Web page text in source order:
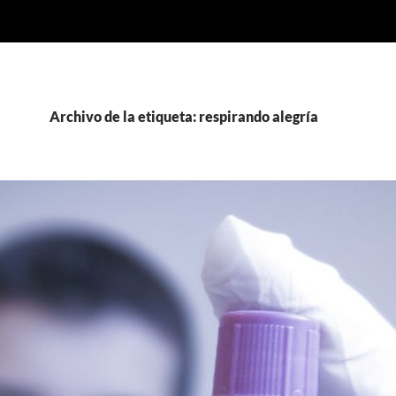
Archivo de la etiqueta: respirando alegría